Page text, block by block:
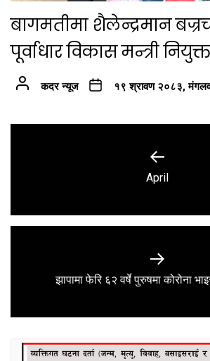
बागमतीमा शैलेन्द्रमान
पूर्वाधार विकास मन्त्री
कदर न्यूज १९ श्रावण २०८३,
Previous
April
Next
झापामा फेरि ६२ वर्षे पुरुषमा कोरोना